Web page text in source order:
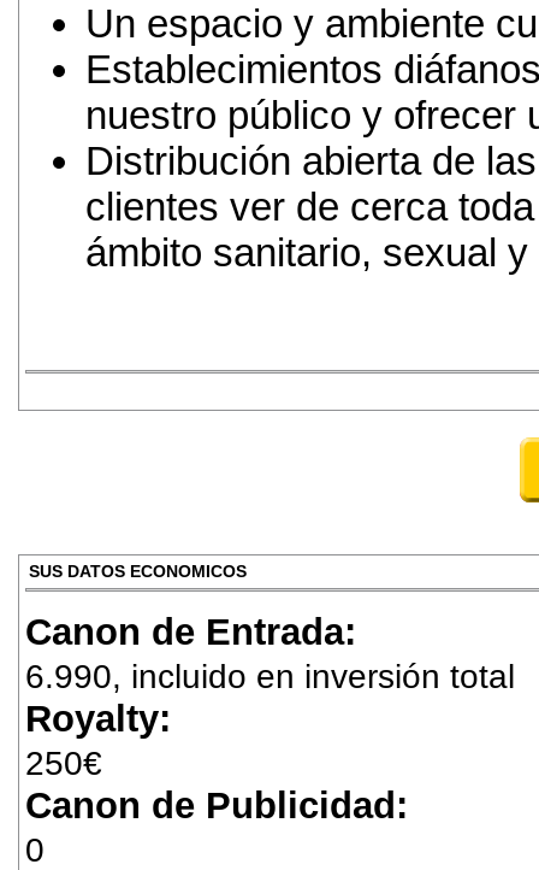
Un espacio y ambiente
Establecimientos
nuestro público y ofrecer
Distribución abierta de
clientes ver de cerca
ámbito sanitario, sexual
SUS DATOS ECONOMICOS
Canon de Entrada:
6.990, incluido en inversión total
Royalty:
250€
Canon de Publicidad:
0